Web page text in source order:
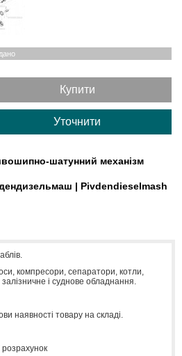
Купити
Уточнити
шатунний механізм
| Pivdendieselmash
компресори, сепаратори, котли,
і суднове обладнання.
наявності товару на складі.
розрахунок